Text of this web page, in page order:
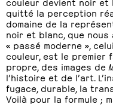
quitté la perception
domaine de la
noir et blanc, que nous
« passé moderne »,
couleur, est le premier
propre, des images de
l’histoire et de l’art.
fugace, durable, la
Voilà pour la formule ;